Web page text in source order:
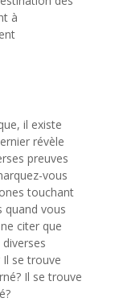
à
il existe
révèle
preuves
vous
touchant
quand vous
citer que
se trouve
Il se trouve